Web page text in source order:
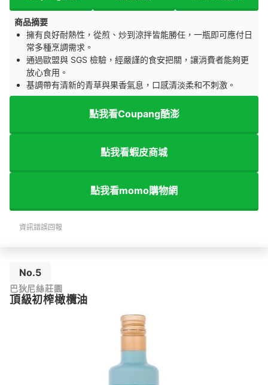
商品摘要
擁有良好耐熱性，從煎、炒到涼拌皆能勝任，一瓶即可應付日
常多種烹調需求。
通過歐盟與 SGS 檢驗，經嚴謹的食安把關，讓消費者能夠更
放心食用。
基調帶有清新的青草與果香氣息，口感清淡柔和不刺激。
點我看Coupang酷澎
點我看蝦皮商城
點我看momo購物網
資訊錯誤回報
No.5
巴狄尼絲莊園
頂級初榨橄欖油